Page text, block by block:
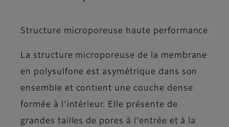
Structure microporeuse haute performance
La structure microporeuse de la membrane
en polysulfone est asymétrique dans son
ensemble et contient une couche dense
formée à l’intérieur. Elle présente de
grandes tailles de pores à l’entrée et à la